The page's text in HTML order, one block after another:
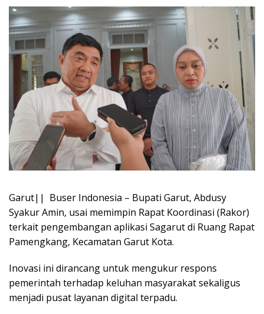
Garut|| Buser Indonesia – Bupati Garut, Abdusy
Syakur Amin, usai memimpin Rapat Koordinasi (Rakor)
terkait pengembangan aplikasi Sagarut di Ruang Rapat
Pamengkang, Kecamatan Garut Kota.
Inovasi ini dirancang untuk mengukur respons
pemerintah terhadap keluhan masyarakat sekaligus
menjadi pusat layanan digital terpadu.